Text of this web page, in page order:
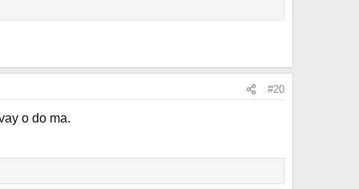
#20
o do ma.